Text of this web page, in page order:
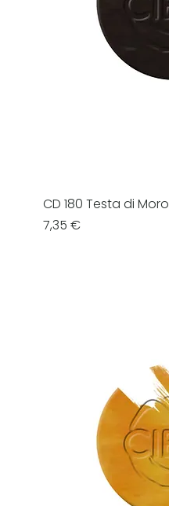
CD 180 Testa di Moro
Prezzo
7,35 €